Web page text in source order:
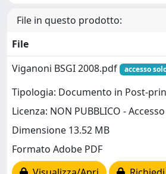
File in questo prodotto:
File
Viganoni BSGI 2008.pdf
accesso
Tipologia: Documento in Post-
Licenza: NON PUBBLICO -
Dimensione 13.52 MB
Formato Adobe PDF